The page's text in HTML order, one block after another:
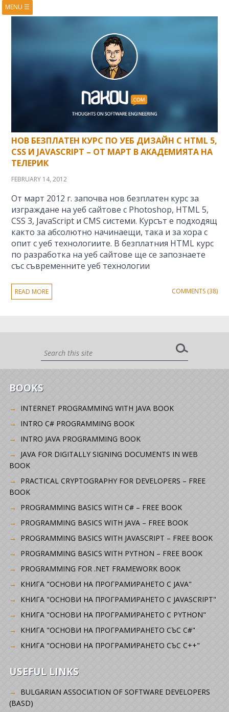
MENU ☰
НОВ БЕЗПЛАТЕН КУРС ПО УЕБ ДИЗАЙН С HTML 5,
CSS И JAVASCRIPT – ОТ МАРТ В АКАДЕМИЯТА НА
ТЕЛЕРИК
FEBRUARY 14, 2012
От март 2012 г. започва нов безплатен курс за
изграждане на уеб сайтове с Photoshop, HTML 5,
CSS 3, JavaScript и CMS системи. Курсът е подходящ
както за абсолютно начинаещи, така и за хора с
опит с уеб технологиите. В безплатния HTML курс
по разработка на уеб сайтове ще се запознаете
със съвременните уеб технологии
READ MORE COMMENTS (38)
BOOKS
INTERNET PROGRAMMING WITH JAVA BOOK
INTRO C# PROGRAMMING BOOK
INTRO JAVA PROGRAMMING BOOK
JAVA FOR DIGITALLY SIGNING DOCUMENTS IN WEB
BOOK
PRACTICAL CRYPTOGRAPHY FOR DEVELOPERS – FREE
BOOK
PROGRAMMING BASICS WITH C# – FREE BOOK
PROGRAMMING BASICS WITH JAVA – FREE BOOK
PROGRAMMING BASICS WITH JAVASCRIPT – FREE BOOK
PROGRAMMING BASICS WITH PYTHON – FREE BOOK
PROGRAMMING FOR .NET FRAMEWORK BOOK
КНИГА "ОСНОВИ НА ПРОГРАМИРАНЕТО С JAVA"
КНИГА "ОСНОВИ НА ПРОГРАМИРАНЕТО С JAVASCRIPT"
КНИГА "ОСНОВИ НА ПРОГРАМИРАНЕТО С PYTHON"
КНИГА "ОСНОВИ НА ПРОГРАМИРАНЕТО СЪС C#"
КНИГА "ОСНОВИ НА ПРОГРАМИРАНЕТО СЪС C++"
USEFUL LINKS
BULGARIAN ASSOCIATION OF SOFTWARE DEVELOPERS
(BASD)